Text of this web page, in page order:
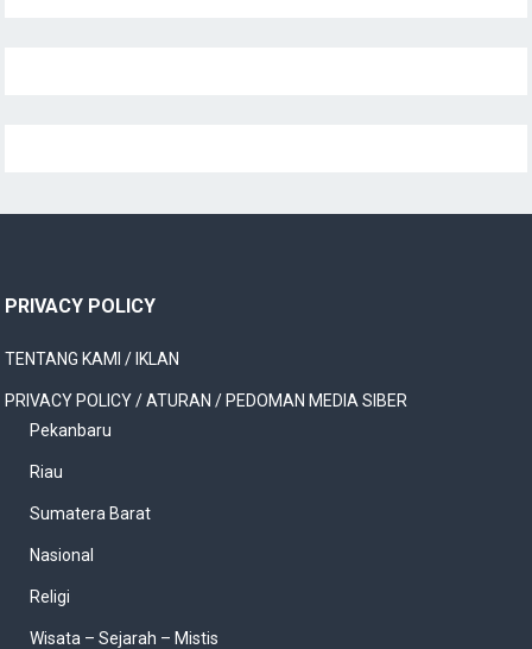
PRIVACY POLICY
TENTANG KAMI / IKLAN
PRIVACY POLICY / ATURAN / PEDOMAN MEDIA SIBER
Pekanbaru
Riau
Sumatera Barat
Nasional
Religi
Wisata – Sejarah – Mistis